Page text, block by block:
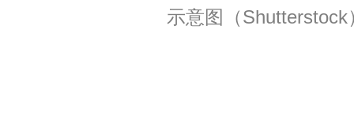
示意图（Shutterstock